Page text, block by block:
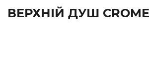
ВЕРХНІЙ ДУШ